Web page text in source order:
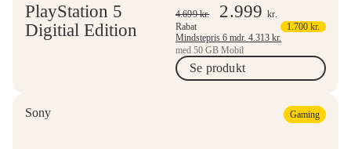
PlayStation 5
Digitial Edition
4.699kr. 2.999kr.
Rabat
1.700 kr.
Mindstepris 6 mdr. 4.313 kr.
med 50 GB Mobil
Se produkt
Sony Gaming